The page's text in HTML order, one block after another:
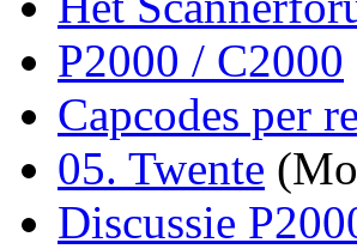
P2000 / C2000
Capcodes per
05. Twente
Discussie